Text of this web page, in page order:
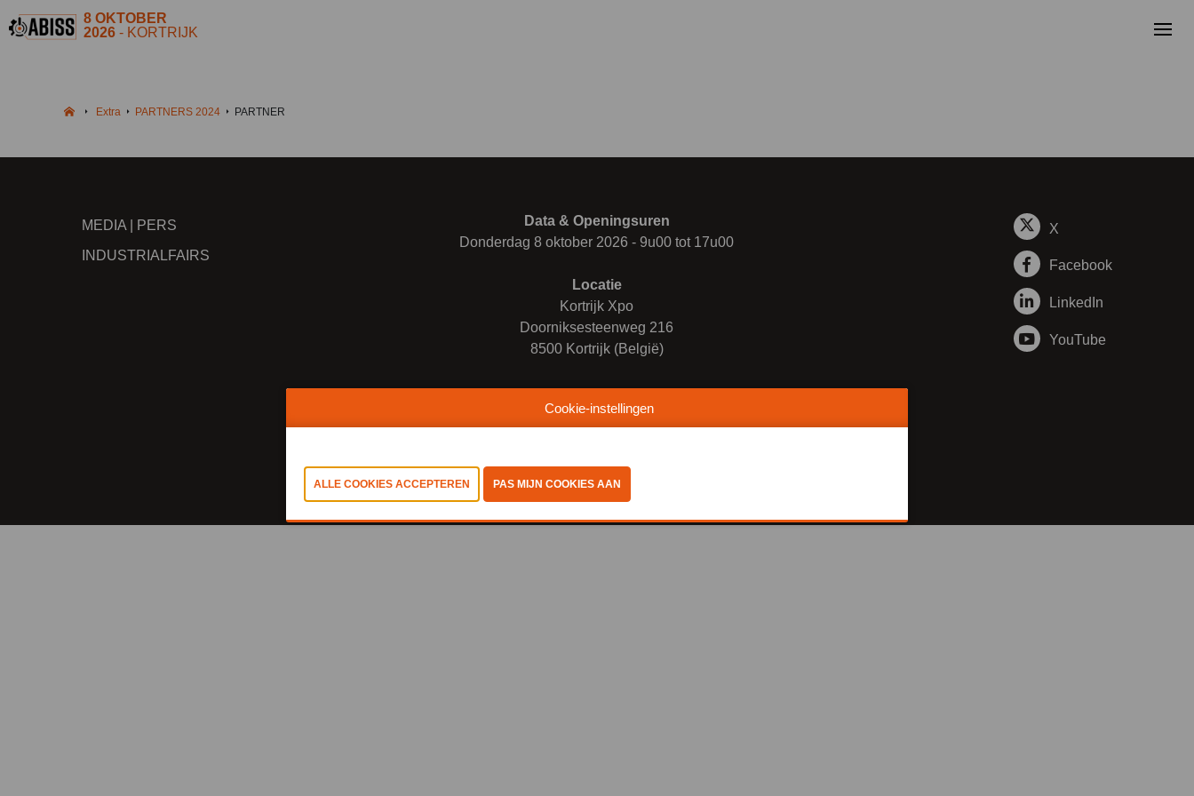
8 OKTOBER
2026- KORTRIJK
Extra PARTNERS 2024 PARTNER
MEDIA | PERS
INDUSTRIALFAIRS
Data & Openingsuren
Donderdag 8 oktober 2026 - 9u00 tot 17u00
Locatie
Kortrijk Xpo
Doorniksesteenweg 216
8500 Kortrijk (België)
X
Facebook
LinkedIn
YouTube
©2025, Abiss
voorwaarden-Cookies bekijken
Cookie-instellingen